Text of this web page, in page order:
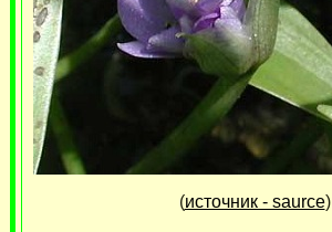
(источник - saurce)